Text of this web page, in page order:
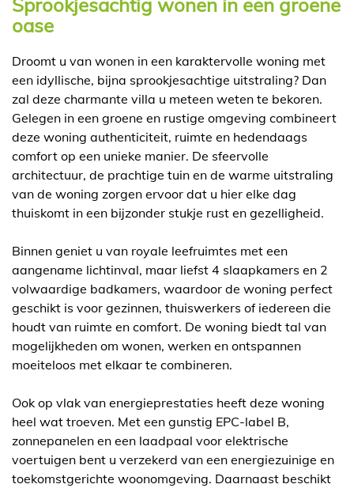
oase
Droomt u van wonen in een karaktervolle woning met
een idyllische, bijna sprookjesachtige uitstraling? Dan
zal deze charmante villa u meteen weten te bekoren.
Gelegen in een groene en rustige omgeving combineert
deze woning authenticiteit, ruimte en hedendaags
comfort op een unieke manier. De sfeervolle
architectuur, de prachtige tuin en de warme uitstraling
van de woning zorgen ervoor dat u hier elke dag
thuiskomt in een bijzonder stukje rust en gezelligheid.
Binnen geniet u van royale leefruimtes met een
aangename lichtinval, maar liefst 4 slaapkamers en 2
volwaardige badkamers, waardoor de woning perfect
geschikt is voor gezinnen, thuiswerkers of iedereen die
houdt van ruimte en comfort. De woning biedt tal van
mogelijkheden om wonen, werken en ontspannen
moeiteloos met elkaar te combineren.
Ook op vlak van energieprestaties heeft deze woning
heel wat troeven. Met een gunstig EPC-label B,
zonnepanelen en een laadpaal voor elektrische
voertuigen bent u verzekerd van een energiezuinige en
toekomstgerichte woonomgeving. Daarnaast beschikt